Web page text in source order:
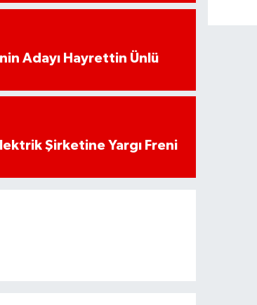
Adayı Hayrettin Ünlü
Şirketine Yargı Freni